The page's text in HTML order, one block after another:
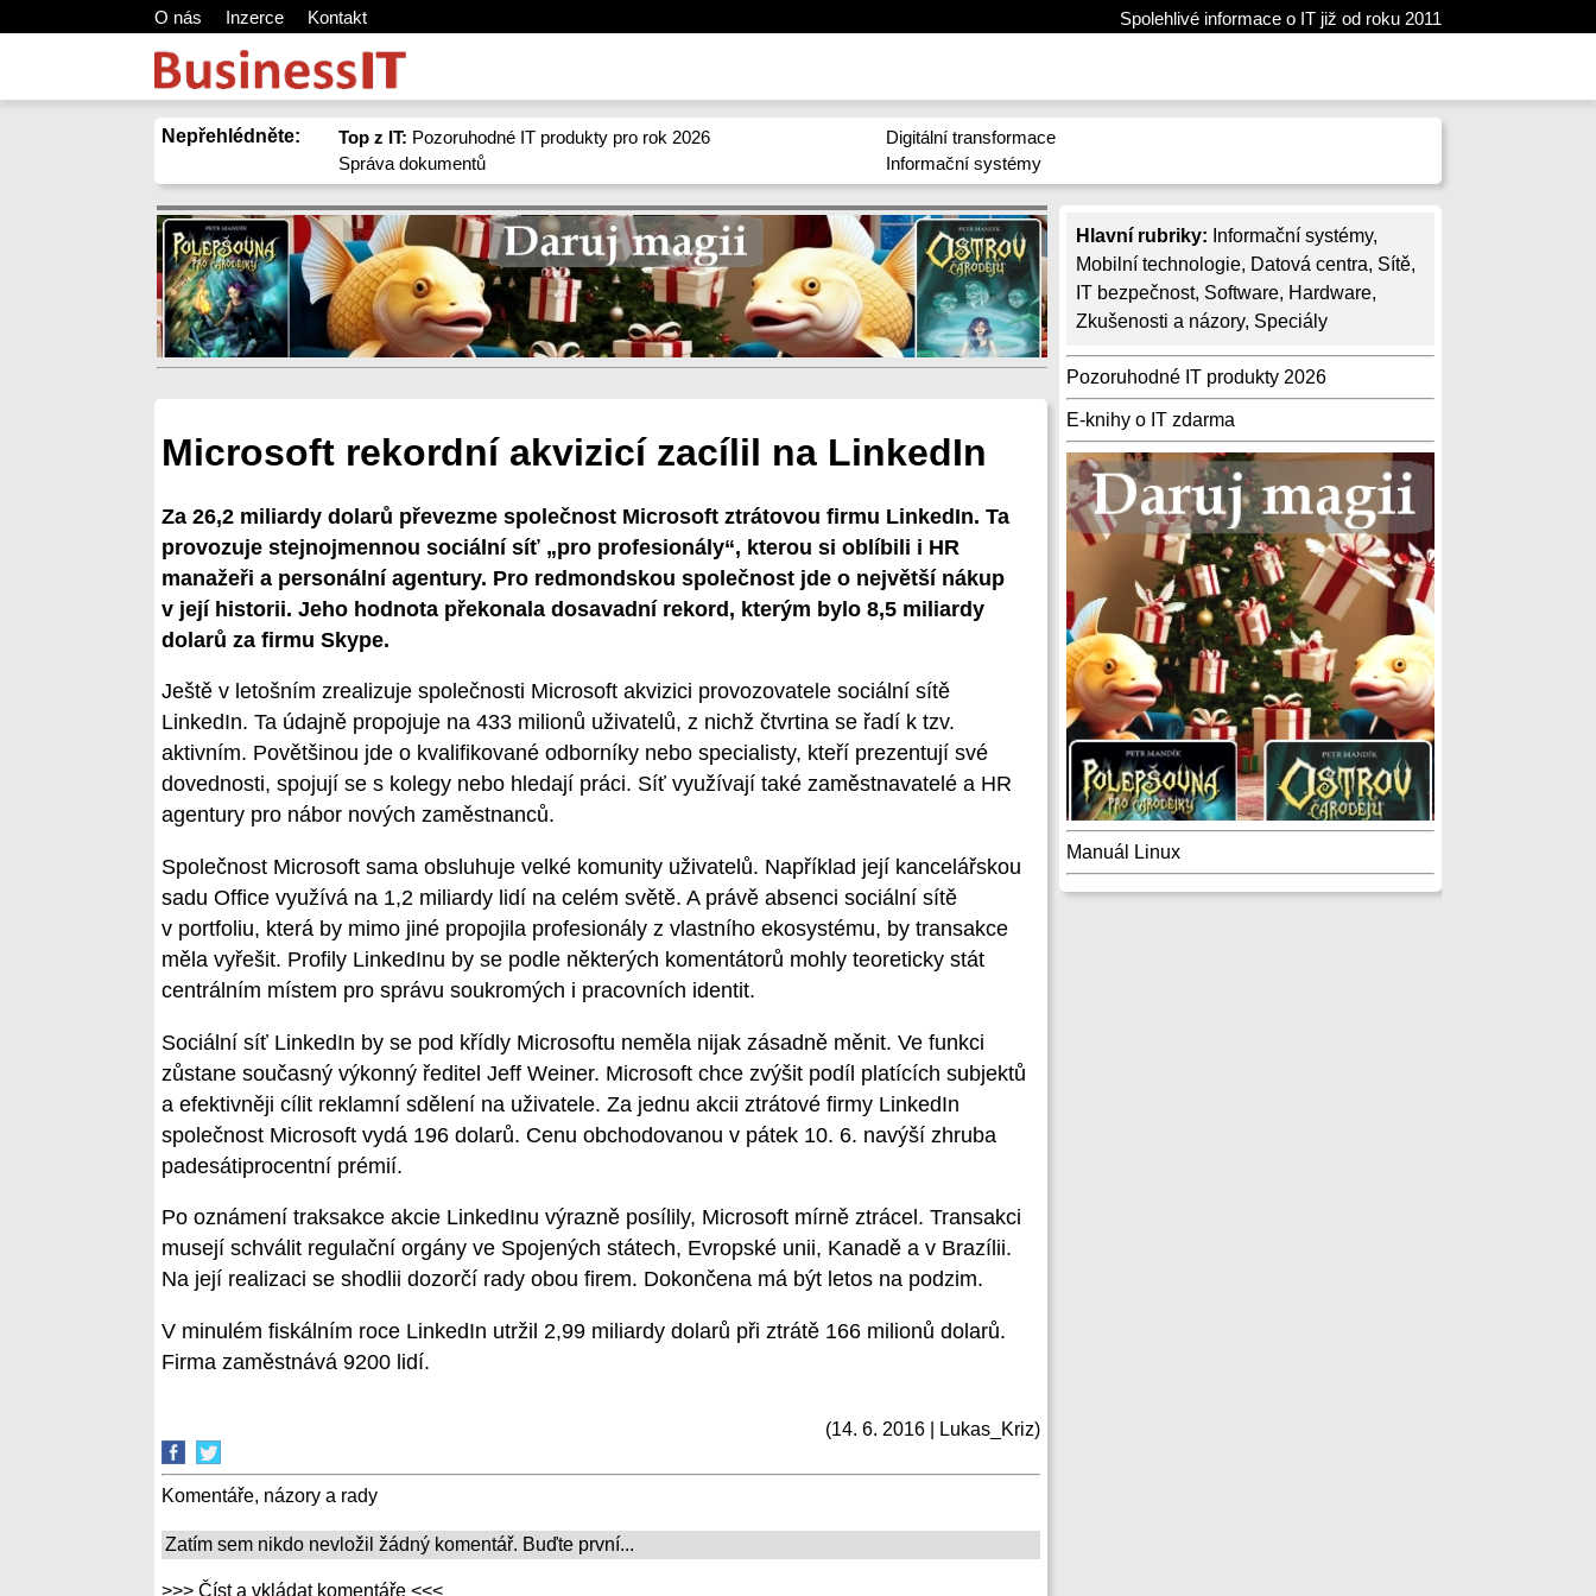
O nás Inzerce Kontakt Spolehlivé informace o IT již od roku 2011
Nepřehlédněte: Top z IT: Pozoruhodné IT produkty pro rok 2026
Správa dokumentů
Digitální transformace
Informační systémy
Hlavní rubriky: Informační systémy,
Mobilní technologie, Datová centra, Sítě,
IT bezpečnost, Software, Hardware,
Zkušenosti a názory, Speciály
Pozoruhodné IT produkty 2026
E-knihy o IT zdarma
Manuál Linux
Microsoft rekordní akvizicí zacílil na LinkedIn
Za 26,2 miliardy dolarů převezme společnost Microsoft ztrátovou firmu LinkedIn. Ta
provozuje stejnojmennou sociální síť „pro profesionály“, kterou si oblíbili i HR
manažeři a personální agentury. Pro redmondskou společnost jde o největší nákup
v její historii. Jeho hodnota překonala dosavadní rekord, kterým bylo 8,5 miliardy
dolarů za firmu Skype.
Ještě v letošním zrealizuje společnosti Microsoft akvizici provozovatele sociální sítě
LinkedIn. Ta údajně propojuje na 433 milionů uživatelů, z nichž čtvrtina se řadí k tzv.
aktivním. Povětšinou jde o kvalifikované odborníky nebo specialisty, kteří prezentují své
dovednosti, spojují se s kolegy nebo hledají práci. Síť využívají také zaměstnavatelé a HR
agentury pro nábor nových zaměstnanců.
Společnost Microsoft sama obsluhuje velké komunity uživatelů. Například její kancelářskou
sadu Office využívá na 1,2 miliardy lidí na celém světě. A právě absenci sociální sítě
v portfoliu, která by mimo jiné propojila profesionály z vlastního ekosystému, by transakce
měla vyřešit. Profily LinkedInu by se podle některých komentátorů mohly teoreticky stát
centrálním místem pro správu soukromých i pracovních identit.
Sociální síť LinkedIn by se pod křídly Microsoftu neměla nijak zásadně měnit. Ve funkci
zůstane současný výkonný ředitel Jeff Weiner. Microsoft chce zvýšit podíl platících subjektů
a efektivněji cílit reklamní sdělení na uživatele. Za jednu akcii ztrátové firmy LinkedIn
společnost Microsoft vydá 196 dolarů. Cenu obchodovanou v pátek 10. 6. navýší zhruba
padesátiprocentní prémií.
Po oznámení traksakce akcie LinkedInu výrazně posílily, Microsoft mírně ztrácel. Transakci
musejí schválit regulační orgány ve Spojených státech, Evropské unii, Kanadě a v Brazílii.
Na její realizaci se shodlii dozorčí rady obou firem. Dokončena má být letos na podzim.
V minulém fiskálním roce LinkedIn utržil 2,99 miliardy dolarů při ztrátě 166 milionů dolarů.
Firma zaměstnává 9200 lidí.
(14. 6. 2016 | Lukas_Kriz)
Komentáře, názory a rady
Zatím sem nikdo nevložil žádný komentář. Buďte první...
>>> Číst a vkládat komentáře <<<